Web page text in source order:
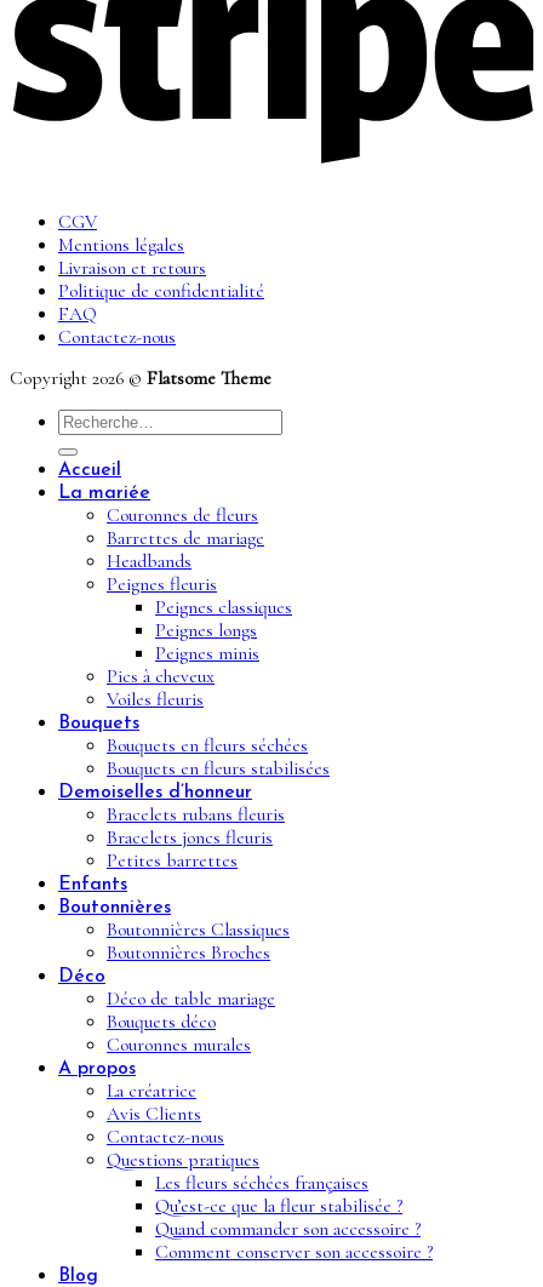
CGV
Mentions légales
Livraison et retours
Politique de confidentialité
FAQ
Contactez-nous
Copyright 2026 © Flatsome Theme
Recherche
pour :
Accueil
La mariée
Couronnes de fleurs
Barrettes de mariage
Headbands
Peignes fleuris
Peignes classiques
Peignes longs
Peignes minis
Pics à cheveux
Voiles fleuris
Bouquets
Bouquets en fleurs séchées
Bouquets en fleurs stabilisées
Demoiselles d’honneur
Bracelets rubans fleuris
Bracelets joncs fleuris
Petites barrettes
Enfants
Boutonnières
Boutonnières Classiques
Boutonnières Broches
Déco
Déco de table mariage
Bouquets déco
Couronnes murales
A propos
La créatrice
Avis Clients
Contactez-nous
Questions pratiques
Les fleurs séchées françaises
Qu’est-ce que la fleur stabilisée ?
Quand commander son accessoire ?
Comment conserver son accessoire ?
Blog